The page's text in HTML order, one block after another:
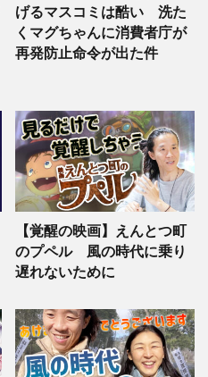
げるマスコミは酷い 洗た
くマグちゃんに消費者庁が
再発防止命令が出た件
【覚醒の映画】えんとつ町
のプペル 風の時代に乗り
遅れないために